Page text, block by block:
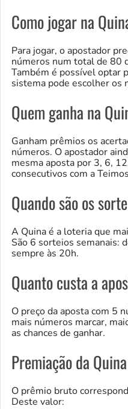
Como jogar na
Para jogar, o apostador
números num total de 80
Também é possível optar
sistema pode escolher os
Quem ganha na
Ganham prêmios os
números. O apostador
mesma aposta por 3, 6,
consecutivos com a
Quando são os
A Quina é a loteria que
São 6 sorteios semanais:
sempre às 20h.
Quanto custa a
O preço da aposta com 5
mais números marcar,
as chances de ganhar.
Premiação da Quina
O prêmio bruto
Deste valor: